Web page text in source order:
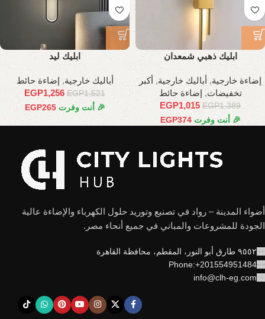
ابليك ذهبي شمعدان
إضاءة خارجية, أباليك خارجية, أكبر
تخفيضات, إضاءة حائط
EGP1,389
EGP1,015
🎉 أنت وفرت EGP374
ابليك ليد
أباليك خارجية,إضاءة حائط
EGP1,521
EGP1,256
🎉 أنت وفرت EGP265
أضواء المدينة – رواد في تصنيع وتوريد حلول الكهرباء والإضاءة عالية
الجودة للمشروعات والمباني في جميع أنحاء مصر.
٩٥٥٢ طارق أبو النور، المقطم، محافظة القاهرة
Phone:+201554951484
info@clh-eg.com